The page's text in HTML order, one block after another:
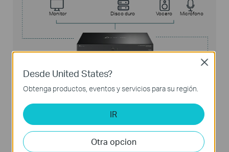
Alarma en Control local Alarma fuera
Monitor Disco duro Vocero Micrófono
Detector de
Detector de
Teclado y
ratón
Bocina
Timbre de
Desde United States?
Obtenga productos, eventos y servicios para su región.
IR
Otra opcion
Close